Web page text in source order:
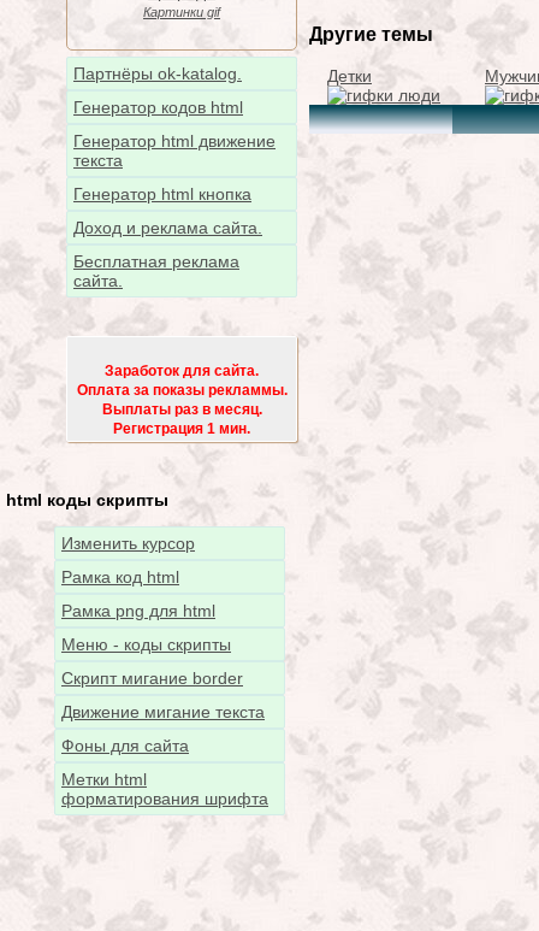
Картинки gif
Партнёры ok-katalog.
Генератор кодов html
Генератор html движение
текста
Генератор html кнопка
Доход и реклама сайта.
Бесплатная реклама
сайта.
Заработок для сайта.
Оплата за показы рекламмы.
Выплаты раз в месяц.
Регистрация 1 мин.
html коды скрипты
Изменить курсор
Рамка код html
Рамка png для html
Меню - коды скрипты
Скрипт мигание border
Движение мигание текста
Фоны для сайта
Метки html
форматирования шрифта
Другие темы
Детки